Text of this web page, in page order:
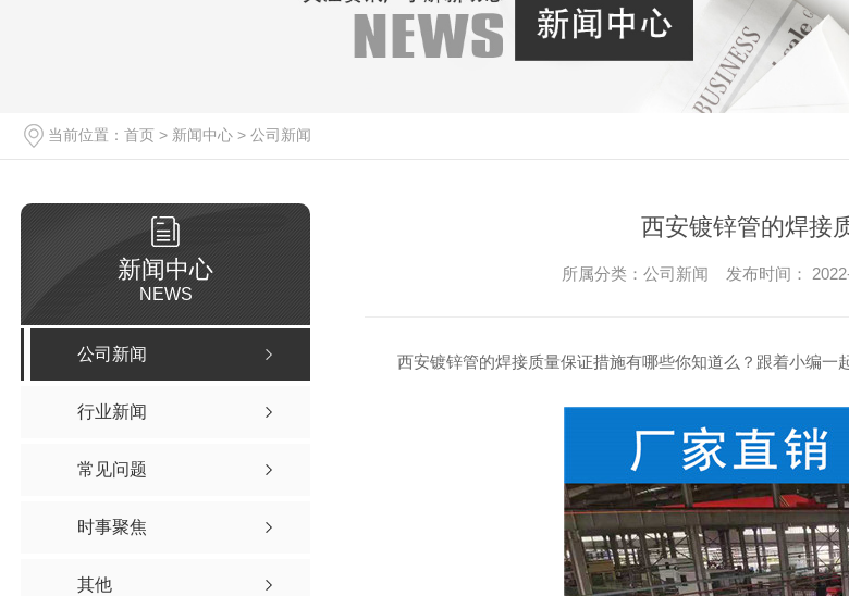
当前位置： 首页 > 新闻中心 > 公司新闻
新闻中心
NEWS
公司新闻
行业新闻
常见问题
时事聚焦
其他
西安镀锌管的焊接
所属分类：公司新闻 发布时间：
西安镀锌管的焊接质量保证措施有哪些你知道么？跟着小编一